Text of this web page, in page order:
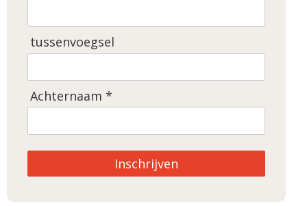
tussenvoegsel
Achternaam *
Inschrijven